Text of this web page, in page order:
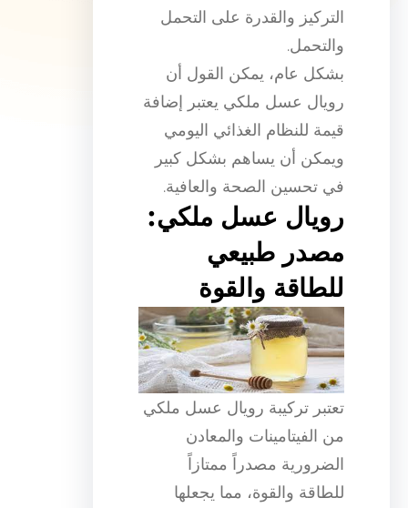
التركيز والقدرة على التحمل
والتحمل.
بشكل عام، يمكن القول أن
رويال عسل ملكي يعتبر إضافة
قيمة للنظام الغذائي اليومي
ويمكن أن يساهم بشكل كبير
في تحسين الصحة والعافية.
رويال عسل ملكي:
مصدر طبيعي
للطاقة والقوة
تعتبر تركيبة رويال عسل ملكي
من الفيتامينات والمعادن
الضرورية مصدراً ممتازاً
للطاقة والقوة، مما يجعلها